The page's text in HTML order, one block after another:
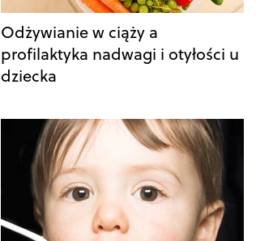
Odżywianie w ciąży a
profilaktyka nadwagi i otyłości u
dziecka